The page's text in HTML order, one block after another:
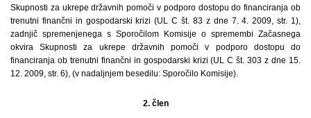
Skupnosti za ukrepe državnih pomoči v podporo dostopu do financiranja ob
trenutni finančni in gospodarski krizi (UL C št. 83 z dne 7. 4. 2009, str. 1),
zadnjič spremenjenega s Sporočilom Komisije o spremembi Začasnega
okvira Skupnosti za ukrepe državnih pomoči v podporo dostopu do
financiranja ob trenutni finančni in gospodarski krizi (UL C št. 303 z dne 15.
12. 2009, str. 6), (v nadaljnjem besedilu: Sporočilo Komisije).
2. člen